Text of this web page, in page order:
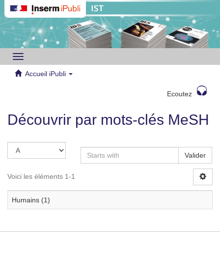
Toggle
navigation
Accueil iPubli
Ecoutez
Découvrir par mots-clés MeSH
Valider
Voici les éléments 1-1
Humains (1)